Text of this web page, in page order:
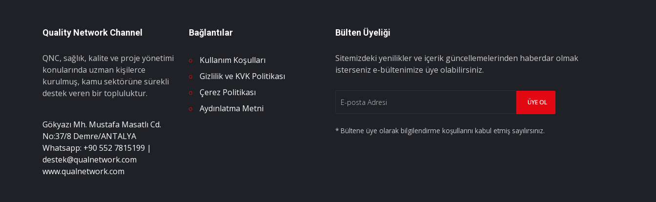
Quality Network Channel
QNC, sağlık, kalite ve proje yönetimi
konularında uzman kişilerce
kurulmuş, kamu sektörüne sürekli
destek veren bir topluluktur.
Gökyazı Mh. Mustafa Masatlı Cd.
No:37/8 Demre/ANTALYA
Whatsapp: +90 552 7815199 |
destek@qualnetwork.com
www.qualnetwork.com
Bağlantılar
Kullanım Koşulları
Gizlilik ve KVK Politikası
Çerez Politikası
Aydınlatma Metni
Bülten Üyeliği
Sitemizdeki yenilikler ve içerik güncellemelerinden haberdar olmak
isterseniz e-bültenimize üye olabilirsiniz.
* Bültene üye olarak bilgilendirme koşullarını kabul etmiş sayılırsınız.